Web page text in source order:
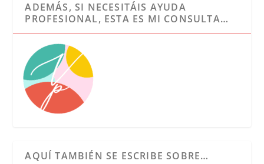
ADEMÁS, SI NECESITÁIS AYUDA
PROFESIONAL, ESTA ES MI CONSULTA…
AQUÍ TAMBIÉN SE ESCRIBE SOBRE…